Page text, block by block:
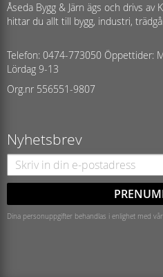
Åseda Bygg & Järn ägs och drivs av
hittar du allt till bygg, industri,
Telefon: 0474-773050 Öppettider:
Lördag 9-13
Org.nr 556551-9807
Nyhetsbrev
Dina personuppgifter behandlas i enlighet med vår